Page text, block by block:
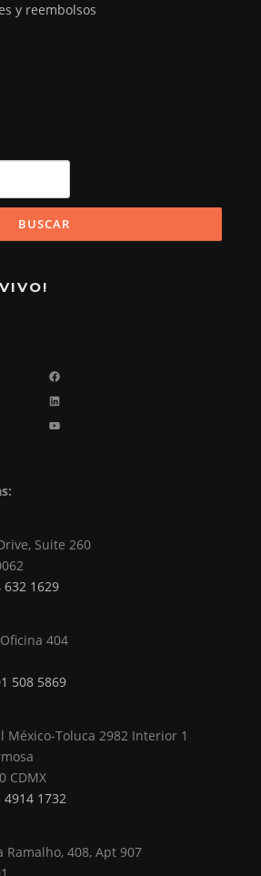
y reembolsos
Facebook
LinkedIn
YouTube
Suite 260
632 1629
404
508 5869
México-Toluca 2982 Interior 1
CDMX
4914 1732
Ramalho, 408, Apt 907